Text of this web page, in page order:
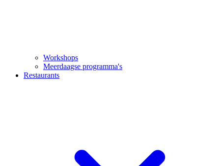
Workshops
Meerdaagse programma's
Restaurants